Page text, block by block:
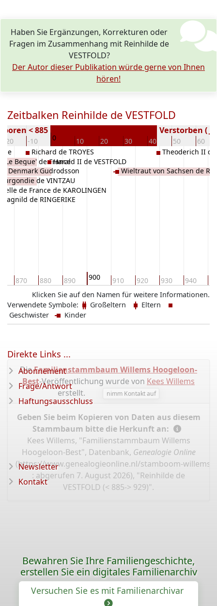
Haben Sie Ergänzungen, Korrekturen oder
Fragen im Zusammenhang mit Reinhilde de
VESTFOLD?
Der Autor dieser Publikation würde gerne von Ihnen
hören!
Zeitbalken Reinhilde de VESTFOLD
-20 -10 0 10 20 30 40 50 60
< 885 Verstorben (
870 880 890 900 910 920 930 940
de
Begue' de France
Denmark Gudrodsson
de VINTZAU
de France de KAROLINGEN
Ragnild de RINGERIKE
Richard de TROYES
Harald II de VESTFOLD
Wieltraut von Sachsen de
Theoderich II de
Klicken Sie auf den Namen für weitere Informationen.
Verwendete Symbole:
Großeltern
Eltern
Geschwister
Kinder
DieFamilienstammbaum Willems Hoogeloon-
Best-Veröffentlichung wurde von Kees Willems
erstellt.
nimm Kontakt auf
Geben Sie beim Kopieren von Daten aus diesem
Stammbaum bitte die Herkunft an:
Kees Willems, "Familienstammbaum Willems
Hoogeloon-Best", Datenbank, Genealogie Online
(https://www.genealogieonline.nl/stamboom-willems-
: abgerufen 7. August 2026), "Reinhilde de
VESTFOLD (< 885-> 929)".
Direkte Links ...
Abonnement
Frage/Antwort
Haftungsausschluss
Newsletter
Kontakt
Bewahren Sie Ihre Familiengeschichte,
erstellen Sie ein digitales Familienarchiv
Versuchen Sie es mit Familienarchivar